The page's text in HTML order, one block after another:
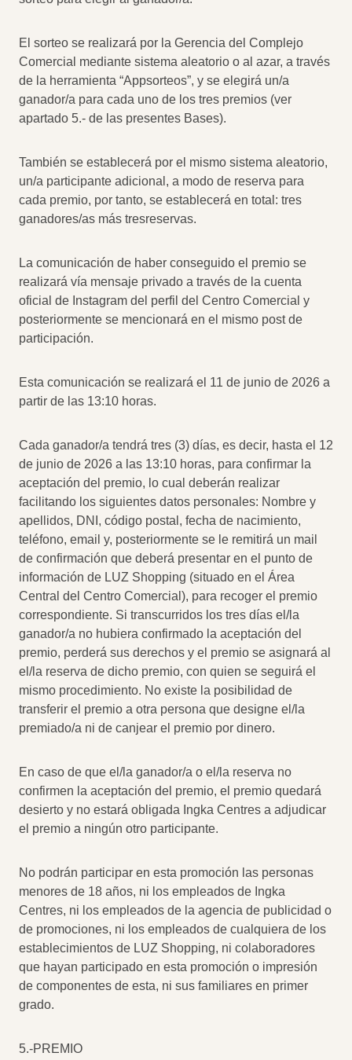
El sorteo se realizará por la Gerencia del Complejo
Comercial mediante sistema aleatorio o al azar, a través
de la herramienta “Appsorteos”, y se elegirá un/a
ganador/a para cada uno de los tres premios (ver
apartado 5.- de las presentes Bases).
También se establecerá por el mismo sistema aleatorio,
un/a participante adicional, a modo de reserva para
cada premio, por tanto, se establecerá en total: tres
ganadores/as más tresreservas.
La comunicación de haber conseguido el premio se
realizará vía mensaje privado a través de la cuenta
oficial de Instagram del perfil del Centro Comercial y
posteriormente se mencionará en el mismo post de
participación.
Esta comunicación se realizará el 11 de junio de 2026 a
partir de las 13:10 horas.
Cada ganador/a tendrá tres (3) días, es decir, hasta el 12
de junio de 2026 a las 13:10 horas, para confirmar la
aceptación del premio, lo cual deberán realizar
facilitando los siguientes datos personales: Nombre y
apellidos, DNI, código postal, fecha de nacimiento,
teléfono, email y, posteriormente se le remitirá un mail
de confirmación que deberá presentar en el punto de
información de LUZ Shopping (situado en el Área
Central del Centro Comercial), para recoger el premio
correspondiente. Si transcurridos los tres días el/la
ganador/a no hubiera confirmado la aceptación del
premio, perderá sus derechos y el premio se asignará al
el/la reserva de dicho premio, con quien se seguirá el
mismo procedimiento. No existe la posibilidad de
transferir el premio a otra persona que designe el/la
premiado/a ni de canjear el premio por dinero.
En caso de que el/la ganador/a o el/la reserva no
confirmen la aceptación del premio, el premio quedará
desierto y no estará obligada Ingka Centres a adjudicar
el premio a ningún otro participante.
No podrán participar en esta promoción las personas
menores de 18 años, ni los empleados de Ingka
Centres, ni los empleados de la agencia de publicidad o
de promociones, ni los empleados de cualquiera de los
establecimientos de LUZ Shopping, ni colaboradores
que hayan participado en esta promoción o impresión
de componentes de esta, ni sus familiares en primer
grado.
5.-PREMIO